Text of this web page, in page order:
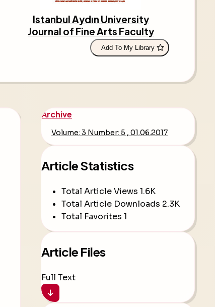
Istanbul Aydın University
Journal of Fine Arts Faculty
Add To My Library
Archive
Volume: 3 Number: 5 , 01.06.2017
Article Statistics
Total Article Views 1.6K
Total Article Downloads 2.3K
Total Favorites 1
Article Files
Full Text